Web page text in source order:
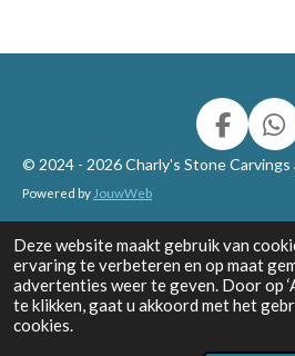
Deze website maakt gebruik van
ervaring te verbeteren en op maat
advertenties weer te geven. Door op
te klikken, gaat u akkoord met het
cookies.
F
a
o
o
k
W
h
A
p
p
© 2024 - 2026 Charly's Stone Carvings
Powered by JouwWeb